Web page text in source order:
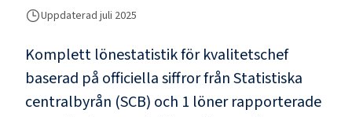
Uppdaterad juli 2025
Komplett lönestatistik förkvalitetschef
baserad på officiella siffror från Statistiska
centralbyrån (SCB) och 1 löner rapporterade